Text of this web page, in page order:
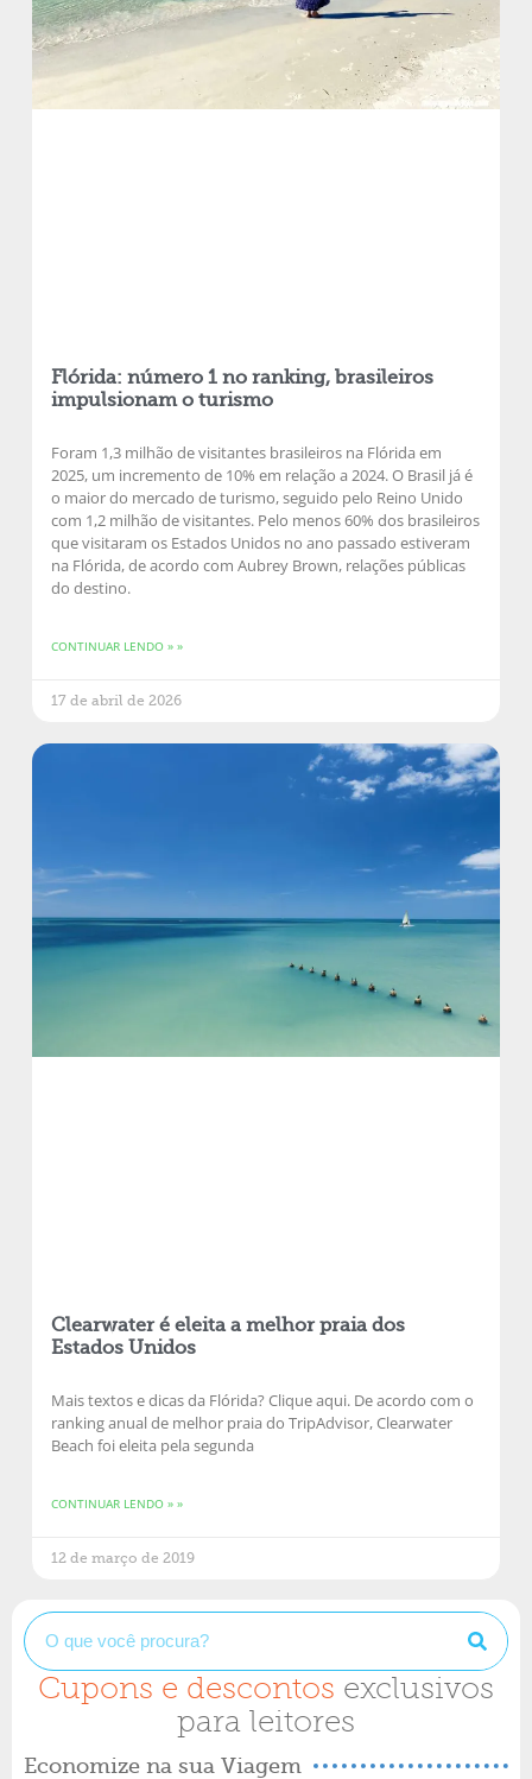
Flórida: número 1 no ranking, brasileiros
impulsionam o turismo
Foram 1,3 milhão de visitantes brasileiros na Flórida em
2025, um incremento de 10% em relação a 2024. O Brasil já é
o maior do mercado de turismo, seguido pelo Reino Unido
com 1,2 milhão de visitantes. Pelo menos 60% dos brasileiros
que visitaram os Estados Unidos no ano passado estiveram
na Flórida, de acordo com Aubrey Brown, relações públicas
do destino.
CONTINUAR LENDO » »
17 de abril de 2026
Clearwater é eleita a melhor praia dos
Estados Unidos
Mais textos e dicas da Flórida? Clique aqui. De acordo com o
ranking anual de melhor praia do TripAdvisor, Clearwater
Beach foi eleita pela segunda
CONTINUAR LENDO » »
12 de março de 2019
Cupons e descontos exclusivos
para leitores
Economize na sua Viagem